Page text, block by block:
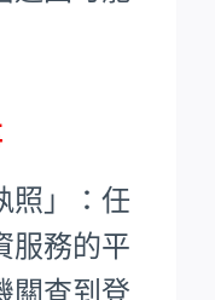
照」：任
服務的平
關查到登